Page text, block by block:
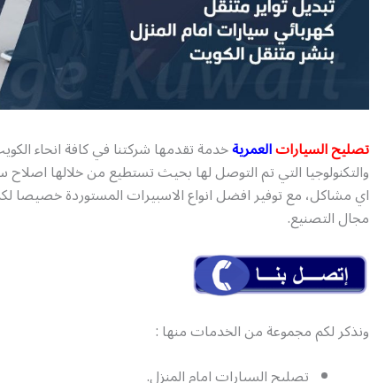
تصليح السياراتالعمريةخدمة تقدمها شركتنا في كافة انحاء
والتكنولوجيا التي تم التوصل لها بحيث تستطيع من خلالها اصلاح
اي مشاكل، مع توفير افضل انواع الاسبيرات المستوردة خصيصا
مجال التصنيع.
ونذكر لكم مجموعة من الخدمات منها :